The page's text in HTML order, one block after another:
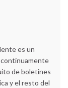
es un
continuamente
de boletines
y el resto del